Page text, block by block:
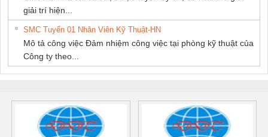
giải trí hiện...
SMC Tuyển 01 Nhân Viên Kỹ Thuật-HN
Mô tả công việc Đảm nhiệm công việc tại phòng kỹ thuật của
Công ty theo...